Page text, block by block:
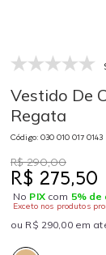
Vestido De
Regata
Código: 030 010 017 0143
R$ 290,00
R$ 275,50
No PIXcom 5%
Exceto nos produtos
ou R$ 290,00 em